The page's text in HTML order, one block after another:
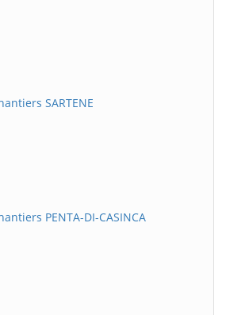
SARTENE
PENTA-DI-CASINCA